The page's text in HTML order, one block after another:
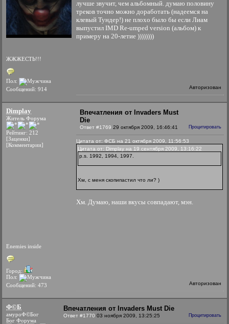
ЖЖЖЕСТЬ!!!
Пол:
Сообщений: 914
лучше звучит, чем альбомный. думаю половину
треков точно можно доработать (надеемся на
клевый Тундер!) не плохо было бы если Лиам
выпустил IMD Re-umped version (альбом) к
примеру на 20-летие ))))))))
Авторизован
Dimplay
Житель Форума
Рейтинг: 212
[Заценки]
[Комментарии]
Enemies inside
Город:
Пол:
Сообщений: 473
Впечатления от Invaders Must
Die
Ответ #1769 29 октября 2009, 16:46:41 Процитировать
Цитата от: ФСБ на 21 октября 2009, 11:56:53
Цитата от: Dimplay на 19 сентября 2009, 13:16:22
p.s. 1992, 1994, 1997.
Хм, с меня скопипастил что ли? )
Хм. Думаю, наши вкусы совпадают, мэн.
Авторизован
Ф©Б
амуроФ©Бог
Бог Форума
Впечатления от Invaders Must Die
Ответ #1770 03 ноября 2009, 13:25:25 Процитировать